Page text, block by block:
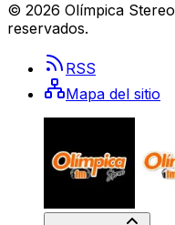
© 2026 Olímpica Stereo
reservados.
RSS
Mapa del sitio